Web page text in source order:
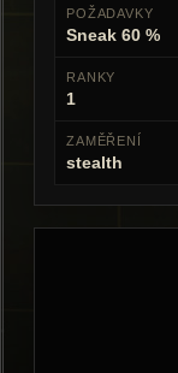
POŽADAVKY
Sneak 60 %
RANKY
1
ZAMĚŘENÍ
stealth